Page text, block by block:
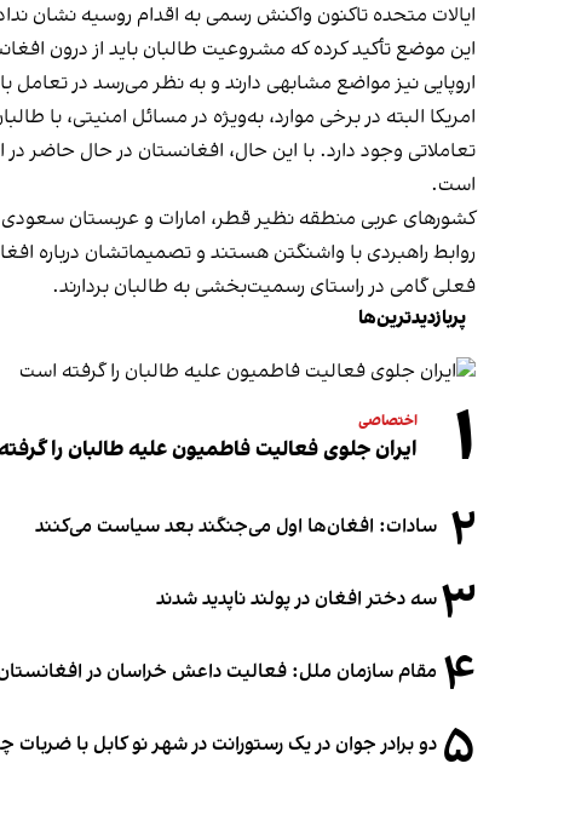
ایالات متحده تاکنون واکنش رسمی به اقدام روسیه نشان
این موضع تأکید کرده که مشروعیت طالبان باید از درون
اروپایی نیز مواضع مشابهی دارند و به نظر می‌رسد در تعامل
امریکا البته در برخی موارد، به‌ویژه در مسائل امنیتی، با
تعاملاتی وجود دارد. با این حال، افغانستان در حال حاضر در
است.
کشورهای عربی منطقه نظیر قطر، امارات و عربستان سعودی
روابط راهبردی با واشنگتن هستند و تصمیماتشان درباره
فعلی گامی در راستای رسمیت‌بخشی به طالبان بردارند.
پربازدیدترین‌ها
۱ اختصاصی
ایران جلوی فعالیت فاطمیون علیه طالبان را
۲ سادات: افغان‌ها اول می‌جنگند بعد سیاست می‌کنند
۳سه دختر افغان در پولند ناپدید شدند
۴ مقام سازمان ملل: فعالیت داعش خراسان در
۵ دو برادر جوان در یک رستورانت در شهر نو کابل با